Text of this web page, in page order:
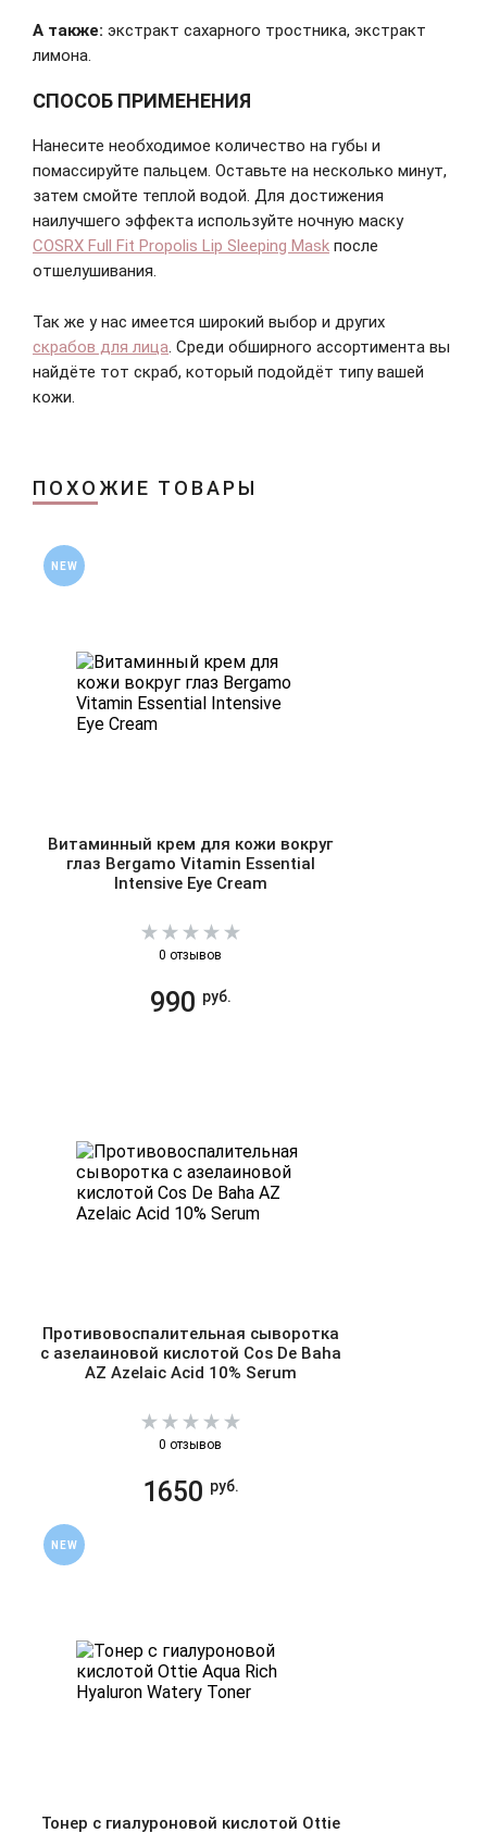
А также: экстракт сахарного тростника, экстракт
лимона.
СПОСОБ ПРИМЕНЕНИЯ
Нанесите необходимое количество на губы и
помассируйте пальцем. Оставьте на несколько минут,
затем смойте теплой водой. Для достижения
наилучшего эффекта используйте ночную маску
COSRX Full Fit Propolis Lip Sleeping Mask после
отшелушивания.
Так же у нас имеется широкий выбор и других
скрабов для лица. Среди обширного ассортимента вы
найдёте тот скраб, который подойдёт типу вашей
кожи.
ПОХОЖИЕ ТОВАРЫ
NEW
Витаминный крем для кожи вокруг
глаз Bergamo Vitamin Essential
Intensive Eye Cream
0 отзывов
990 руб.
Противовоспалительная сыворотка
с азелаиновой кислотой Cos De Baha
AZ Azelaic Acid 10% Serum
0 отзывов
1650 руб.
NEW
Тонер с гиалуроновой кислотой Ottie